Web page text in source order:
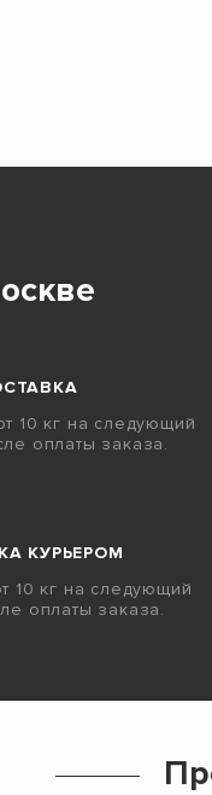
10 кг на следующий
оплаты заказа.
КУРЬЕРОМ
10 кг на следующий
оплаты заказа.